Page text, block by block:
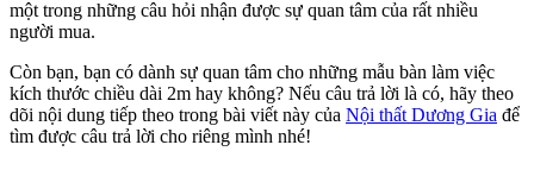
một trong những câu hỏi nhận được sự quan tâm của rất nhiều
người mua.
Còn bạn, bạn có dành sự quan tâm cho những mẫu bàn làm việc
kích thước chiều dài 2m hay không? Nếu câu trả lời là có, hãy theo
dõi nội dung tiếp theo trong bài viết này của Nội thất Dương Gia để
tìm được câu trả lời cho riêng mình nhé!